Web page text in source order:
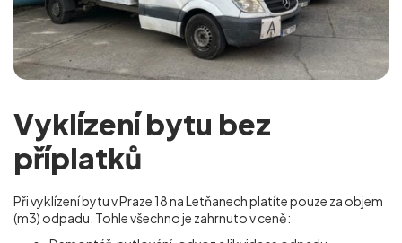
Vyklízení bytu bez
příplatků
Při vyklízení bytu v Praze 18 na Letňanech platíte pouze za objem
(m3) odpadu. Tohle všechno je zahrnuto v ceně: